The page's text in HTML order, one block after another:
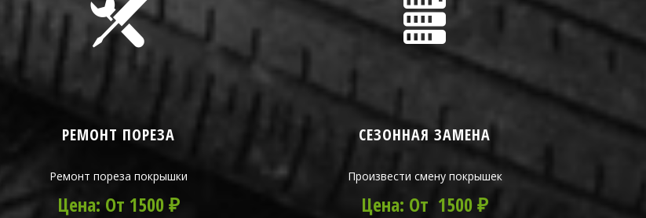
РЕМОНТ ПОРЕЗА
Ремонт пореза покрышки
Цена: От 1500 ₽
СЕЗОННАЯ ЗАМЕНА
Произвести смену покрышек
Цена: От 1500 ₽